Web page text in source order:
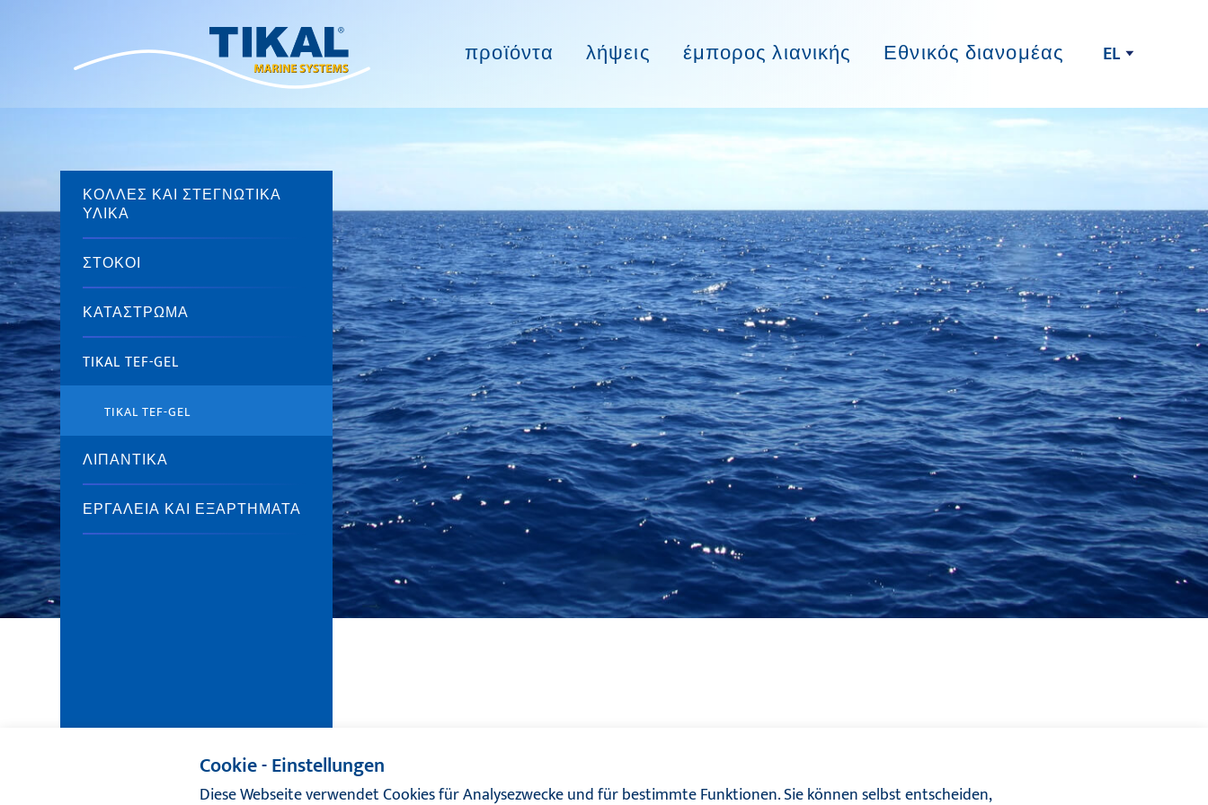
προϊόντα λήψεις έμπορος λιανικής Εθνικός διανομέας EL
ΚΌΛΛΕΣ ΚΑΙ ΣΤΕΓΝΩΤΙΚΆ
ΥΛΙΚΆ
ΣΤΌΚΟΙ
ΚΑΤΆΣΤΡΩΜΑ
TIKAL TEF-GEL
TIKAL TEF-GEL
ΛΙΠΑΝΤΙΚΆ
ΕΡΓΑΛΕΊΑ ΚΑΙ ΕΞΑΡΤΉΜΑΤΑ
Cookie - Einstellungen
Diese Webseite verwendet Cookies für Analysezwecke und für bestimmte Funktionen. Sie können selbst entscheiden,